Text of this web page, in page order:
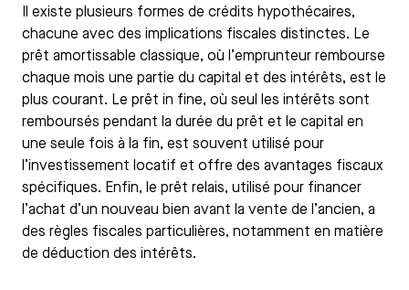
Il existe plusieurs formes de crédits hypothécaires,
chacune avec des implications fiscales distinctes. Le
prêt amortissable classique, où l’emprunteur rembourse
chaque mois une partie du capital et des intérêts, est le
plus courant. Le prêt in fine, où seul les intérêts sont
remboursés pendant la durée du prêt et le capital en
une seule fois à la fin, est souvent utilisé pour
l’investissement locatif et offre des avantages fiscaux
spécifiques. Enfin, le prêt relais, utilisé pour financer
l’achat d’un nouveau bien avant la vente de l’ancien, a
des règles fiscales particulières, notamment en matière
de déduction des intérêts.